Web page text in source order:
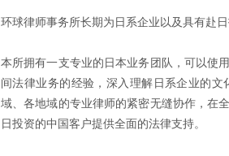
环球律师事务所长期为日系企业以及具有赴
本所拥有一支专业的日本业务团队，可以使
间法律业务的经验，深入理解日系企业的
域、各地域的专业律师的紧密无缝协作，在
日投资的中国客户提供全面的法律支持。